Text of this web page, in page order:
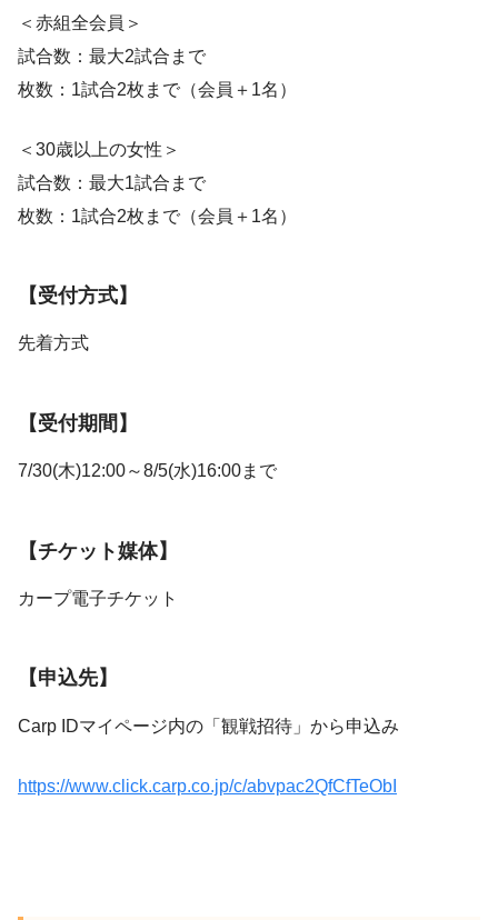
＜赤組全会員＞
試合数：最大2試合まで
枚数：1試合2枚まで（会員＋1名）
＜30歳以上の女性＞
試合数：最大1試合まで
枚数：1試合2枚まで（会員＋1名）
【受付方式】
先着方式
【受付期間】
7/30(木)12:00～8/5(水)16:00まで
【チケット媒体】
カープ電子チケット
【申込先】
Carp IDマイページ内の「観戦招待」から申込み
https://www.click.carp.co.jp/c/abvpac2QfCfTeObI